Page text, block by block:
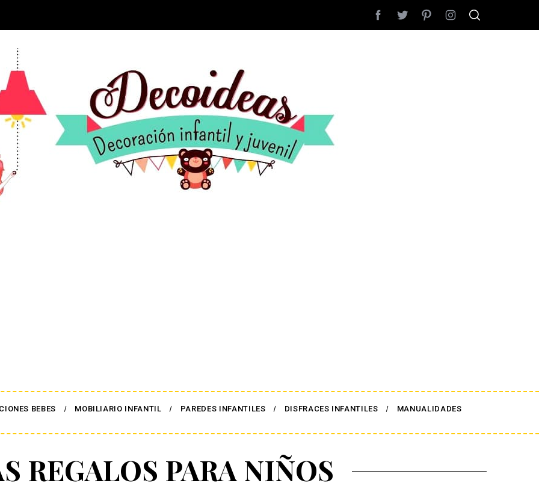
BEBES MOBILIARIO INFANTIL PAREDES INFANTILES DISFRACES INFANTILES MANUALIDADES
REGALOS PARA NIÑOS